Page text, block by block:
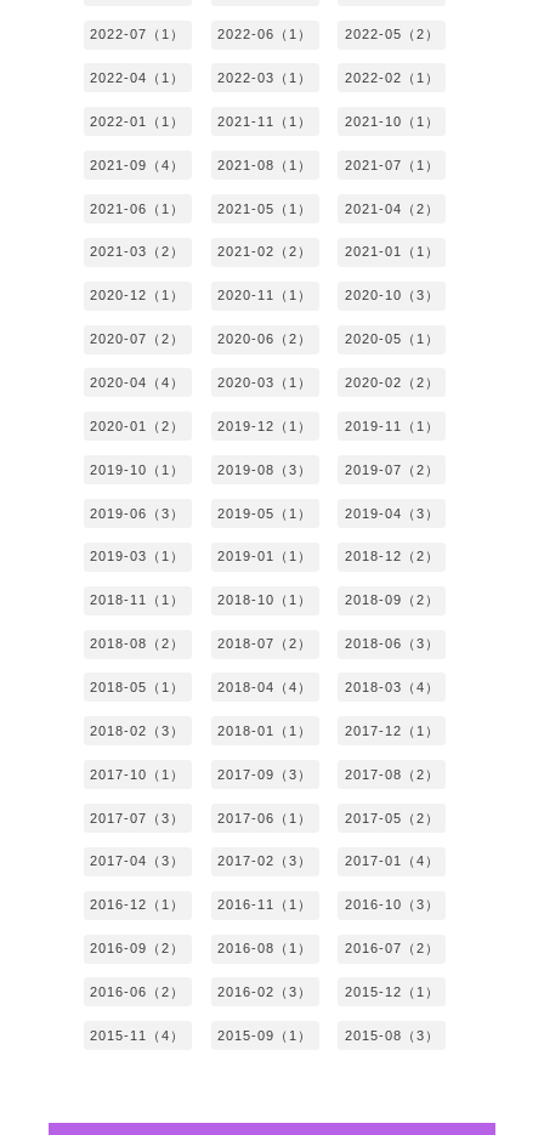
2022-07（1） 2022-06（1） 2022-05（2）
2022-04（1） 2022-03（1） 2022-02（1）
2022-01（1） 2021-11（1） 2021-10（1）
2021-09（4） 2021-08（1） 2021-07（1）
2021-06（1） 2021-05（1） 2021-04（2）
2021-03（2） 2021-02（2） 2021-01（1）
2020-12（1） 2020-11（1） 2020-10（3）
2020-07（2） 2020-06（2） 2020-05（1）
2020-04（4） 2020-03（1） 2020-02（2）
2020-01（2） 2019-12（1） 2019-11（1）
2019-10（1） 2019-08（3） 2019-07（2）
2019-06（3） 2019-05（1） 2019-04（3）
2019-03（1） 2019-01（1） 2018-12（2）
2018-11（1） 2018-10（1） 2018-09（2）
2018-08（2） 2018-07（2） 2018-06（3）
2018-05（1） 2018-04（4） 2018-03（4）
2018-02（3） 2018-01（1） 2017-12（1）
2017-10（1） 2017-09（3） 2017-08（2）
2017-07（3） 2017-06（1） 2017-05（2）
2017-04（3） 2017-02（3） 2017-01（4）
2016-12（1） 2016-11（1） 2016-10（3）
2016-09（2） 2016-08（1） 2016-07（2）
2016-06（2） 2016-02（3） 2015-12（1）
2015-11（4） 2015-09（1） 2015-08（3）